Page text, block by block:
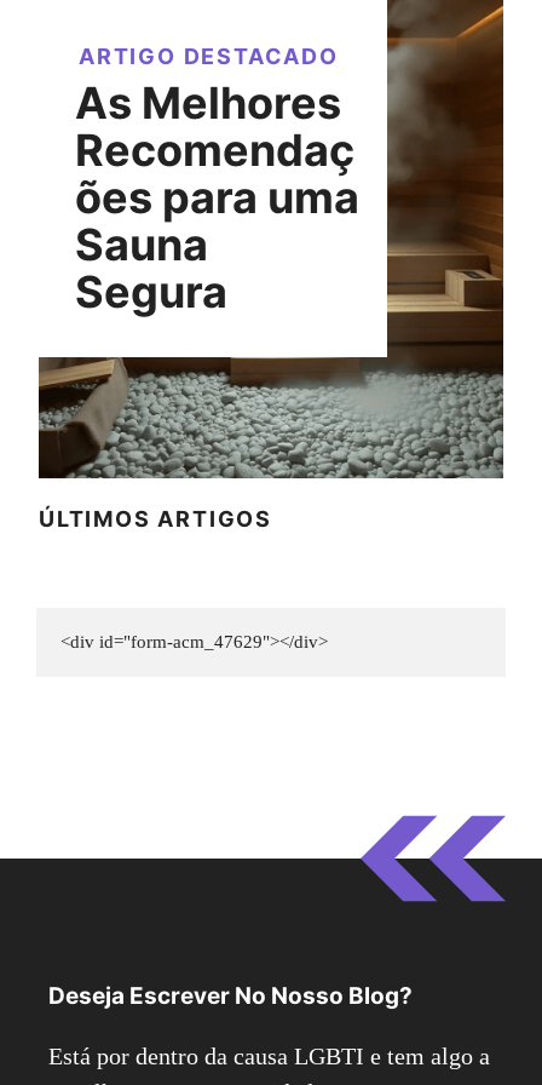
ARTIGO DESTACADO
As Melhores
Recomendaç
ões para uma
Sauna
Segura
ÚLTIMOS ARTIGOS
<div id="form-acm_47629"></div>
Deseja Escrever No Nosso Blog?
Está por dentro da causa LGBTI e tem algo a